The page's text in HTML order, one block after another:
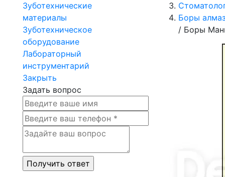
Зуботехнические
материалы
Зуботехническое
оборудование
Лабораторный
инструментарий
Закрыть
Задать вопрос
Боры
/ Боры